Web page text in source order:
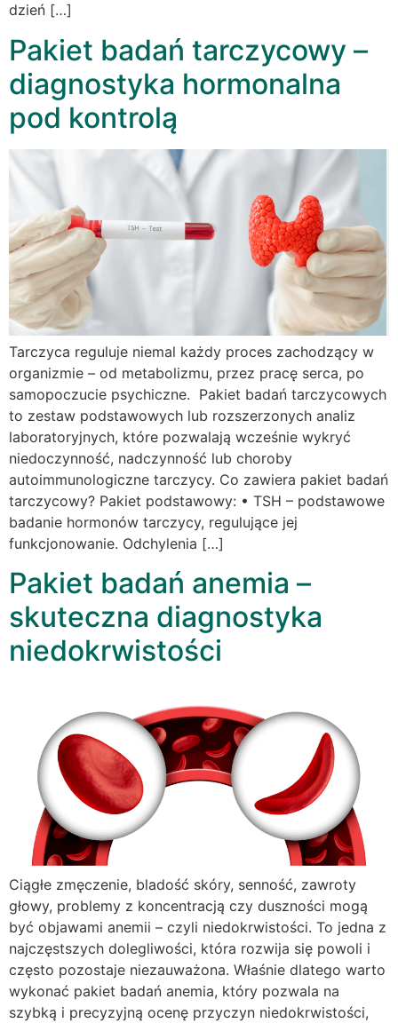
dzień […]
Pakiet badań tarczycowy –
diagnostyka hormonalna
pod kontrolą
Tarczyca reguluje niemal każdy proces zachodzący w
organizmie – od metabolizmu, przez pracę serca, po
samopoczucie psychiczne. Pakiet badań tarczycowych
to zestaw podstawowych lub rozszerzonych analiz
laboratoryjnych, które pozwalają wcześnie wykryć
niedoczynność, nadczynność lub choroby
autoimmunologiczne tarczycy. Co zawiera pakiet badań
tarczycowy? Pakiet podstawowy: • TSH – podstawowe
badanie hormonów tarczycy, regulujące jej
funkcjonowanie. Odchylenia […]
Pakiet badań anemia –
skuteczna diagnostyka
niedokrwistości
Ciągłe zmęczenie, bladość skóry, senność, zawroty
głowy, problemy z koncentracją czy duszności mogą
być objawami anemii – czyli niedokrwistości. To jedna z
najczęstszych dolegliwości, która rozwija się powoli i
często pozostaje niezauważona. Właśnie dlatego warto
wykonać pakiet badań anemia, który pozwala na
szybką i precyzyjną ocenę przyczyn niedokrwistości,